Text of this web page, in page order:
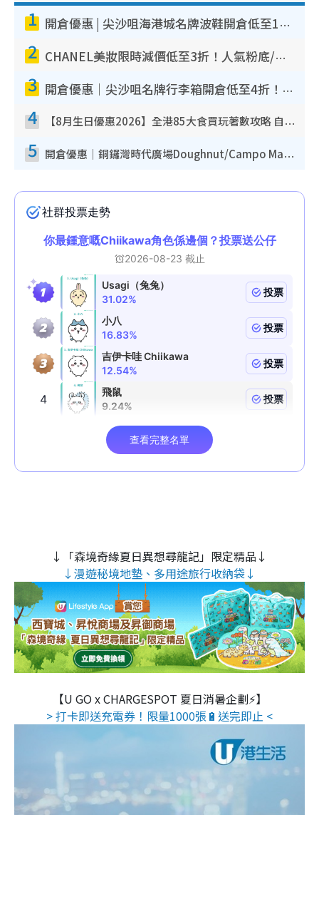
1 開倉優惠 | 尖沙咀海港城名牌波鞋開倉低至1折！On鞋$899起／Joy&Peace鞋履$98起
2 CHANEL美妝限時減價低至3折！人氣粉底/唇膏/精華液低至$275！COCO香水都有平
3 開倉優惠｜尖沙咀名牌行李箱開倉低至4折！一連5日 American Tourister/ace./Hallmark $200起！
4 【8月生日優惠2026】全港85大食買玩著數攻略 自助餐/火鍋放題同行免費＋誠品/DONKI送現金券
5 開倉優惠｜銅鑼灣時代廣場Doughnut/Campo Marzio開倉低至1折！背囊、書包、手袋劈價$200起
↓「森境奇緣夏日異想尋龍記」限定精品↓
↓漫遊秘境地墊、多用途旅行收納袋↓
【U GO x CHARGESPOT 夏日消暑企劃⚡】
> 打卡即送充電券！限量1000張🔋送完即止 <